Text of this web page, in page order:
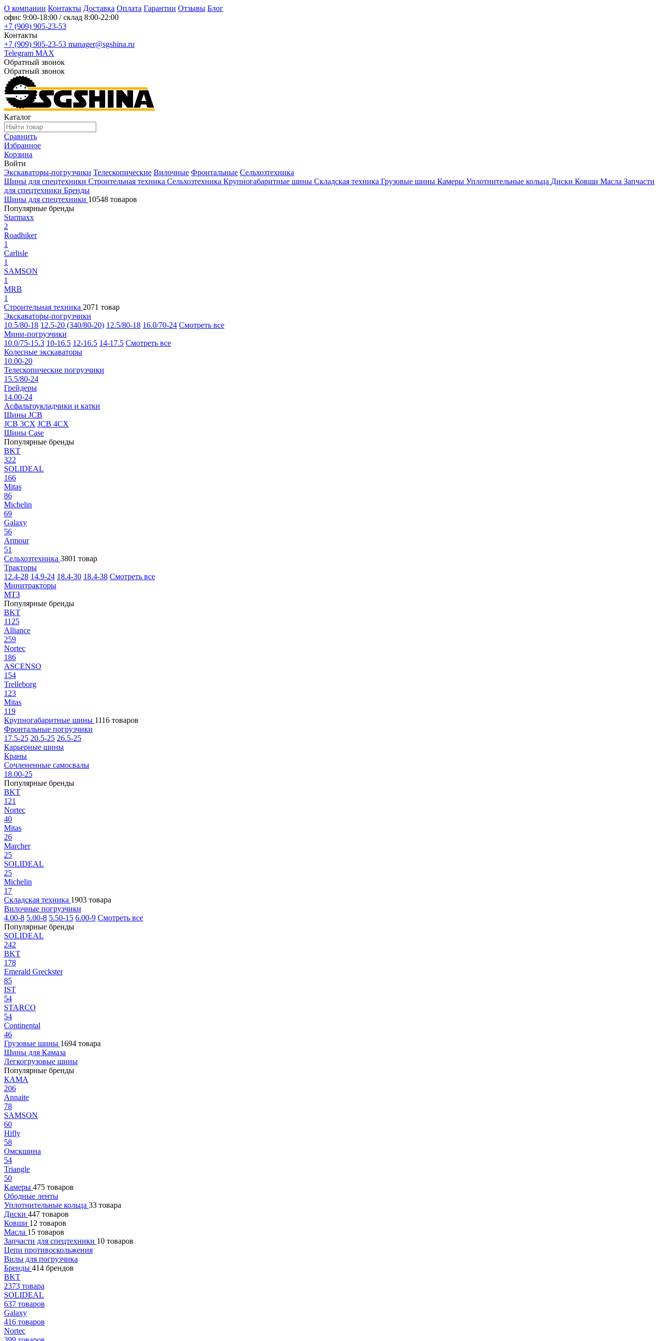
О компании Контакты Доставка Оплата Гарантии Отзывы Блог
офис 9:00-18:00 / склад 8:00-22:00
+7 (909) 905-23-53
Контакты
+7 (909) 905-23-53 manager@sgshina.ru
Telegram MAX
Обратный звонок
Обратный звонок
Каталог
Сравнить
Избранное
Корзина
Войти
Экскаваторы-погрузчики Телескопические Вилочные Фронтальные Сельхозтехника
Шины для спецтехники Строительная техника Сельхозтехника Крупногабаритные шины Складская техника Грузовые шины Камеры Уплотнительные кольца Диски Ковши Масла Запчасти
для спецтехники Бренды
Шины для спецтехники 10548 товаров
Популярные бренды
Starmaxx
2
Roadhiker
1
Carlisle
1
SAMSON
1
MRB
1
Строительная техника 2071 товар
Экскаваторы-погрузчики
10.5/80-18 12.5-20 (340/80-20) 12.5/80-18 16.0/70-24 Смотреть все
Мини-погрузчики
10.0/75-15.3 10-16.5 12-16.5 14-17.5 Смотреть все
Колесные экскаваторы
10.00-20
Телескопические погрузчики
15.5/80-24
Грейдеры
14.00-24
Асфальтоукладчики и катки
Шины JCB
JCB 3CX JCB 4CX
Шины Case
Популярные бренды
BKT
322
SOLIDEAL
166
Mitas
86
Michelin
69
Galaxy
56
Armour
51
Сельхозтехника 3801 товар
Тракторы
12.4-28 14.9-24 18.4-30 18.4-38 Смотреть все
Минитракторы
МТЗ
Популярные бренды
BKT
1125
Alliance
259
Nortec
186
ASCENSO
154
Trelleborg
123
Mitas
119
Крупногабаритные шины 1116 товаров
Фронтальные погрузчики
17.5-25 20.5-25 26.5-25
Карьерные шины
Краны
Сочлененные самосвалы
18.00-25
Популярные бренды
BKT
121
Nortec
40
Mitas
26
Marcher
25
SOLIDEAL
25
Michelin
17
Складская техника 1903 товара
Вилочные погрузчики
4.00-8 5.00-8 5.50-15 6.00-9 Смотреть все
Популярные бренды
SOLIDEAL
242
BKT
178
Emerald Greckster
85
IST
54
STARCO
54
Continental
46
Грузовые шины 1694 товара
Шины для Камаза
Легкогрузовые шины
Популярные бренды
КАМА
206
Annaite
78
SAMSON
60
Hifly
58
Омскшина
54
Triangle
50
Камеры 475 товаров
Ободные ленты
Уплотнительные кольца 33 товара
Диски 447 товаров
Ковши 12 товаров
Масла 15 товаров
Запчасти для спецтехники 10 товаров
Цепи противоскольжения
Вилы для погрузчика
Бренды 414 брендов
BKT
2373 товара
SOLIDEAL
637 товаров
Galaxy
416 товаров
Nortec